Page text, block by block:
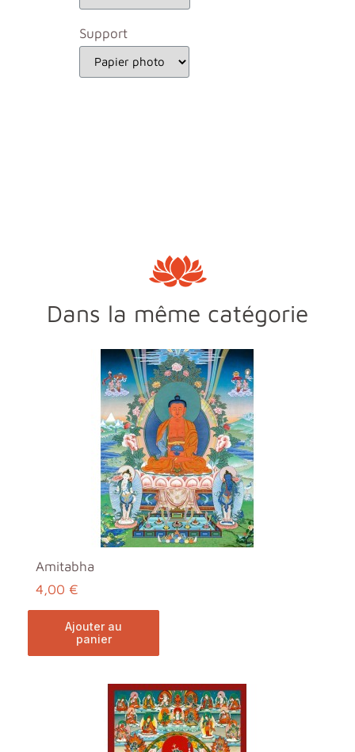
Support
Dans la même catégorie
Amitabha
4,00 €
ajouter au
panier